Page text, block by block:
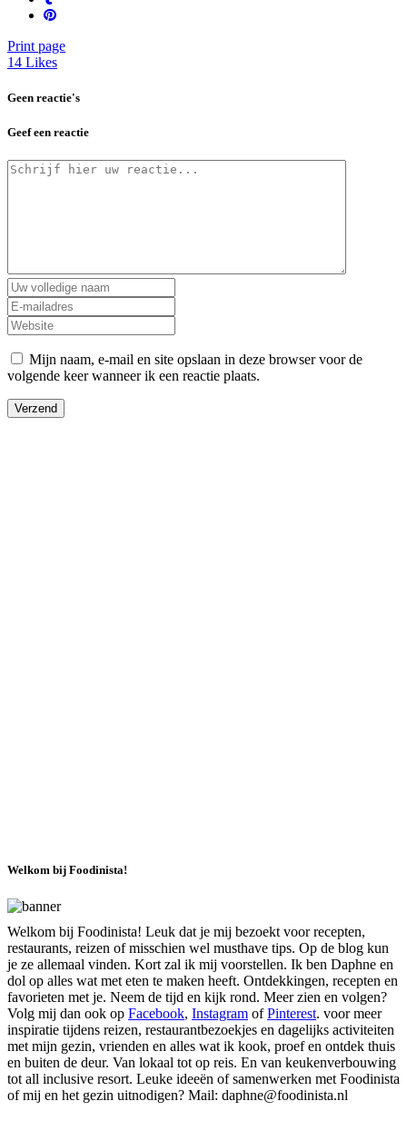
Print page
14 Likes
Geen reactie's
Geef een reactie
Mijn naam, e-mail en site opslaan in deze browser voor de
volgende keer wanneer ik een reactie plaats.
Welkom bij Foodinista!
Welkom bij Foodinista! Leuk dat je mij bezoekt voor recepten,
restaurants, reizen of misschien wel musthave tips. Op de blog kun
je ze allemaal vinden. Kort zal ik mij voorstellen. Ik ben Daphne en
dol op alles wat met eten te maken heeft. Ontdekkingen, recepten en
favorieten met je. Neem de tijd en kijk rond. Meer zien en volgen?
Volg mij dan ook op Facebook, Instagram ofPinterest. voor meer
inspiratie tijdens reizen, restaurantbezoekjes en dagelijks activiteiten
met mijn gezin, vrienden en alles wat ik kook, proef en ontdek thuis
en buiten de deur. Van lokaal tot op reis. En van keukenverbouwing
tot all inclusive resort. Leuke ideeën of samenwerken met Foodinista
of mij en het gezin uitnodigen? Mail: daphne@foodinista.nl